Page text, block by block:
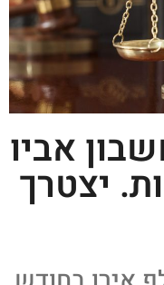
אביו
יצטרך